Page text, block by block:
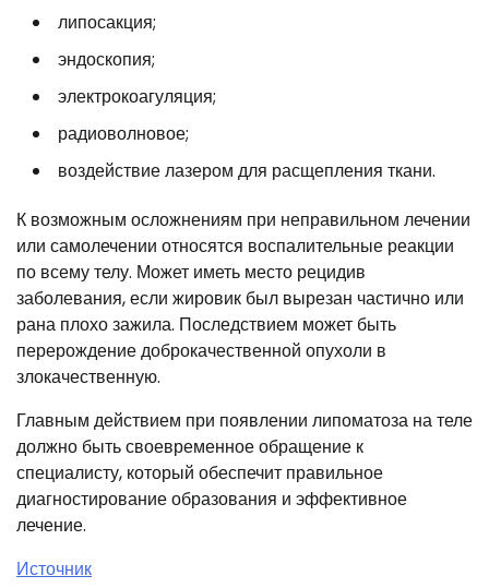
липосакция;
эндоскопия;
электрокоагуляция;
радиоволновое;
воздействие лазером для расщепления ткани.
К возможным осложнениям при неправильном лечении
или самолечении относятся воспалительные реакции
по всему телу. Может иметь место рецидив
заболевания, если жировик был вырезан частично или
рана плохо зажила. Последствием может быть
перерождение доброкачественной опухоли в
злокачественную.
Главным действием при появлении липоматоза на теле
должно быть своевременное обращение к
специалисту, который обеспечит правильное
диагностирование образования и эффективное
лечение.
Источник